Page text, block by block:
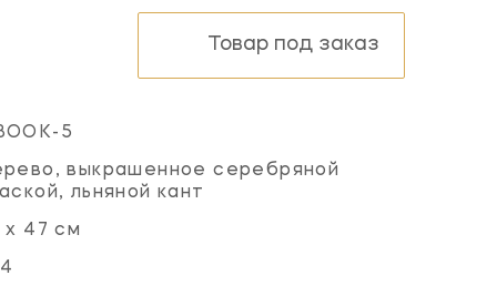
Товар под заказ
5
выкрашенное серебряной
льняной кант
х 47 см